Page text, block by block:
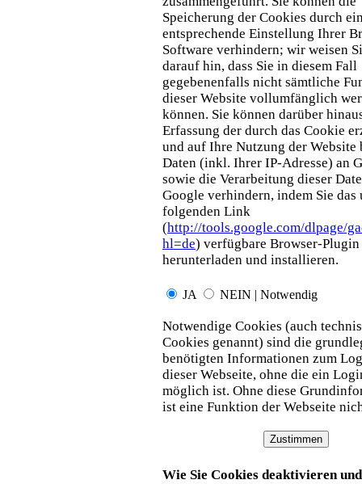
Speicherung der Cookies durch
entsprechende Einstellung Ihrer
Software verhindern; wir weisen
darauf hin, dass Sie in diesem Fall
gegebenenfalls nicht sämtliche
dieser Website vollumfänglich
können. Sie können darüber
Erfassung der durch das Cookie
und auf Ihre Nutzung der Website
Daten (inkl. Ihrer IP-Adresse) an
sowie die Verarbeitung dieser
Google verhindern, indem Sie das
folgenden Link
(http://tools.google.com/dlpage/
hl=de) verfügbare Browser-Plugin
herunterladen und installieren.
JA NEIN | Notwendig
Notwendige Cookies (auch
Cookies genannt) sind die
benötigten Informationen zum
dieser Webseite, ohne die ein
möglich ist. Ohne diese
ist eine Funktion der Webseite
Zustimmen
Wie Sie Cookies deaktivieren